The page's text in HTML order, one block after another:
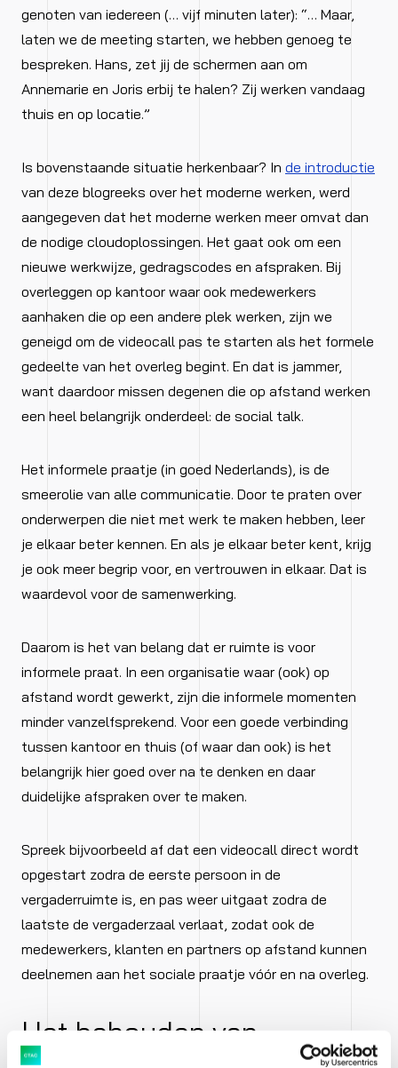
genoten van iedereen (… vijf minuten later): “… Maar,
laten we de meeting starten, we hebben genoeg te
bespreken. Hans, zet jij de schermen aan om
Annemarie en Joris erbij te halen? Zij werken vandaag
thuis en op locatie.”
Is bovenstaande situatie herkenbaar? In de introductie
van deze blogreeks over het moderne werken, werd
aangegeven dat het moderne werken meer omvat dan
de nodige cloudoplossingen. Het gaat ook om een
nieuwe werkwijze, gedragscodes en afspraken. Bij
overleggen op kantoor waar ook medewerkers
aanhaken die op een andere plek werken, zijn we
geneigd om de videocall pas te starten als het formele
gedeelte van het overleg begint. En dat is jammer,
want daardoor missen degenen die op afstand werken
een heel belangrijk onderdeel: de social talk.
Het informele praatje (in goed Nederlands), is de
smeerolie van alle communicatie. Door te praten over
onderwerpen die niet met werk te maken hebben, leer
je elkaar beter kennen. En als je elkaar beter kent, krijg
je ook meer begrip voor, en vertrouwen in elkaar. Dat is
waardevol voor de samenwerking.
Daarom is het van belang dat er ruimte is voor
informele praat. In een organisatie waar (ook) op
afstand wordt gewerkt, zijn die informele momenten
minder vanzelfsprekend. Voor een goede verbinding
tussen kantoor en thuis (of waar dan ook) is het
belangrijk hier goed over na te denken en daar
duidelijke afspraken over te maken.
Spreek bijvoorbeeld af dat een videocall direct wordt
opgestart zodra de eerste persoon in de
vergaderruimte is, en pas weer uitgaat zodra de
laatste de vergaderzaal verlaat, zodat ook de
medewerkers, klanten en partners op afstand kunnen
deelnemen aan het sociale praatje vóór en na overleg.
Het behouden van